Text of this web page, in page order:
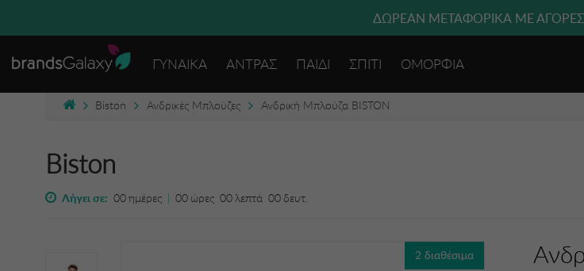
ΔΩΡΕΑΝ ΜΕΤΑΦΟΡΙΚΑ ΜΕ ΑΓΟΡΕΣ
ΓΥΝΑΙΚΑ ΑΝΤΡΑΣ ΠΑΙΔΙ ΣΠΙΤΙ ΟΜΟΡΦΙΑ
Biston Ανδρικές Μπλούζες Ανδρική Μπλούζα BISTON
Biston
Λήγει σε: 00ημέρες | 00 ώρες 00λεπτά 00 δευτ.
2 διαθέσιμα